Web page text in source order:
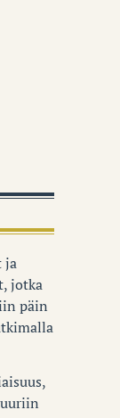
ja
jotka
päin